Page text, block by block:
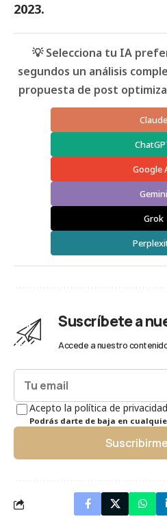
2023.
💡 Selecciona tu IA
segundos un análisis
propuesta de post
Claude
Google
Gemini
Grok
Suscríbete a
Accede a nuestro
Acepto la política de
Podrás darte de baja en